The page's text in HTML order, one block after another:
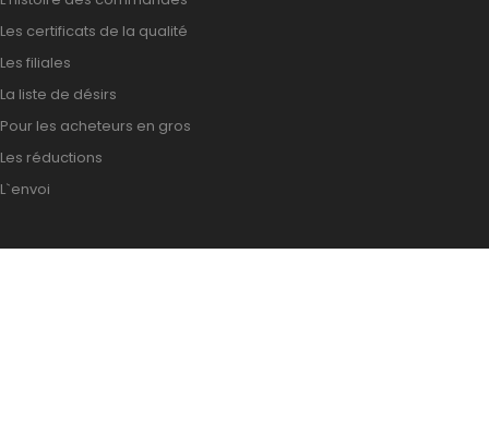
Les certificats de la qualité
Les filiales
La liste de désirs
Pour les acheteurs en gros
Les réductions
L`envoi